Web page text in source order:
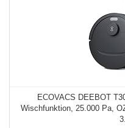
ECOVACS DEEBOT
Wischfunktion, 25.000 Pa,